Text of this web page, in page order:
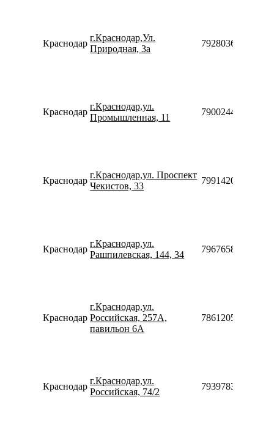
Краснодар
г.Краснодар,Ул.
Природная, 3а
79280368517
Краснодар
г.Краснодар,ул.
Промышленная, 11
79002440077
Краснодар
г.Краснодар,ул. Проспект
Чекистов, 33
79914205677
Краснодар
г.Краснодар,ул.
Рашпилевская, 144, 34
79676589990
Краснодар
г.Краснодар,ул.
Российская, 257A,
павильон 6А
786120502103
Краснодар
г.Краснодар,ул.
Российская, 74/2
79397839551